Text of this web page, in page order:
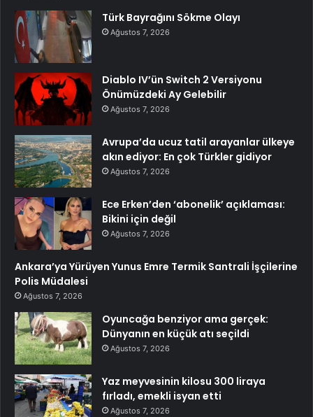
Türk Bayrağını Sökme Olayı
Ağustos 7, 2026
Diablo IV’ün Switch 2 Versiyonu
Önümüzdeki Ay Gelebilir
Ağustos 7, 2026
Avrupa’da ucuz tatil arayanlar ülkeye
akın ediyor: En çok Türkler gidiyor
Ağustos 7, 2026
Ece Erken’den ‘abonelik’ açıklaması:
Bikini için değil
Ağustos 7, 2026
Ankara’ya Yürüyen Yunus Emre Termik Santrali İşçilerine
Polis Müdalesi
Ağustos 7, 2026
Oyuncağa benziyor ama gerçek:
Dünyanın en küçük atı seçildi
Ağustos 7, 2026
Yaz meyvesinin kilosu 300 liraya
fırladı, emekli isyan etti
Ağustos 7, 2026